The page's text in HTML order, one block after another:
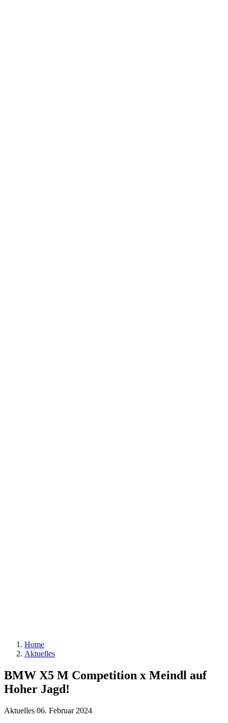
Home
Aktuelles
BMW X5 M Competition x Meindl auf
Hoher Jagd!
Aktuelles 06. Februar 2024